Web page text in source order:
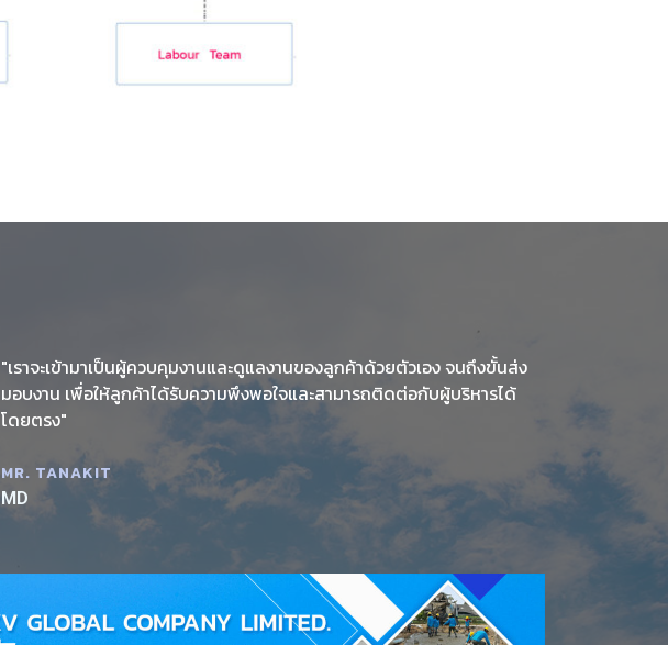
"เราจะเข้ามาเป็นผู้ควบคุมงานและดูแลงานของลูกค้าด้วยตัวเอง จนถึงขั้นส่ง
มอบงาน เพื่อให้ลูกค้าได้รับความพึงพอใจและสามารถติดต่อกับผู้บริหารได้
โดยตรง"
MR. TANAKIT
MD